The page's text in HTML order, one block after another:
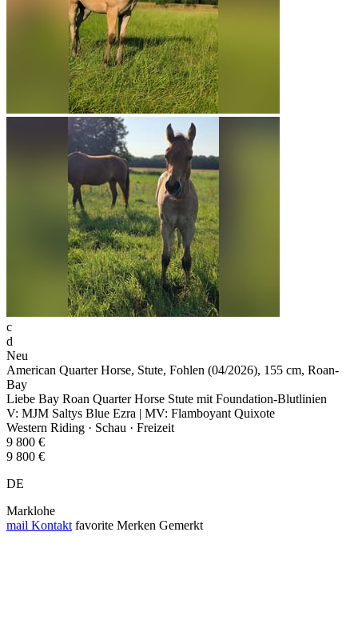
c
d
Neu
American Quarter Horse, Stute, Fohlen (04/2026), 155 cm, Roan-
Bay
Liebe Bay Roan Quarter Horse Stute mit Foundation-Blutlinien
V: MJM Saltys Blue Ezra | MV: Flamboyant Quixote
Western Riding · Schau · Freizeit
9 800 €
9 800 €
DE
Marklohe
mail Kontakt favorite Merken Gemerkt